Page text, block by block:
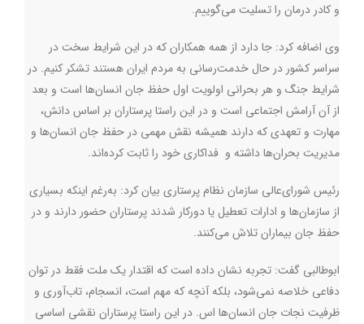
و کادر درمان را تسلیت می‌گوییم.
وی اضافه کرد: جا دارد از همه همکاران که در این شرایط سخت در
سراسر کشور در حال خدمت‌رسانی به مردم ایران هستند تشکر کنیم. در
شرایط جنگ و هر بحرانی اولویت اول حفظ جان انسان‌ها است و بعد
از آن آرامش اجتماعی است و در این راستا پرستاران بر اساس دانش،
مهارت و تعهدی که دارند همیشه نقش مهمی در حفظ جان انسان‌ها و
مدیریت بحران‌ها داشته و فداکاری خود را ثابت کرده‌اند.
رئیس شورای‌عالی سازمان نظام پرستاری بیان کرد: به‌رغم اینکه بسیاری
از سازمان‌ها و ادارات تعطیل یا دورکار شدند پرستاران حضور دارند و در
حفظ جان بیماران تلاش می‌کنند.
ابوطالبی گفت: تجربه نشان داده است که اقتدار یک ملت فقط در توان
دفاعی خلاصه نمی‌شود، بلکه آنچه که مهم است، انسجام، تاب‌آوری و
ظرفیت نجات جان انسان‌ها اس. در این راستا پرستاران نقشی اساسی